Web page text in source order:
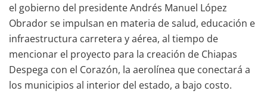
el gobierno del presidente Andrés Manuel López
Obrador se impulsan en materia de salud, educación e
infraestructura carretera y aérea, al tiempo de
mencionar el proyecto para la creación de Chiapas
Despega con el Corazón, la aerolínea que conectará a
los municipios al interior del estado, a bajo costo.